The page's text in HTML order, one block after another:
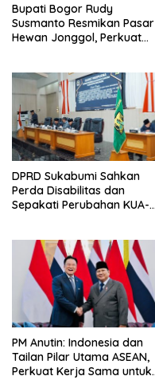
Bupati Bogor Rudy
Susmanto Resmikan Pasar
Hewan Jonggol, Perkuat
DPRD Sukabumi Sahkan
Perda Disabilitas dan
Sepakati Perubahan KUA-
PM Anutin: Indonesia dan
Tailan Pilar Utama ASEAN,
Perkuat Kerja Sama untuk